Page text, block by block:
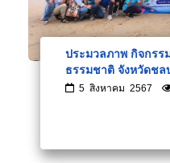
ประมวลภาพ กิจกรร
ธรรมชาติ จังหวัดชล
5 สิงหาคม 2567